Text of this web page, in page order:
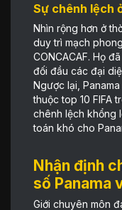
Sự chênh lệch
Nhìn rộng hơn ở
duy trì mạch
CONCACAF. Họ
đối đầu các đại
Ngược lại,
thuộc top 10 FIFA
chênh lệch khổng
toán khó cho
Nhận định
số Panama
Giới chuyên môn